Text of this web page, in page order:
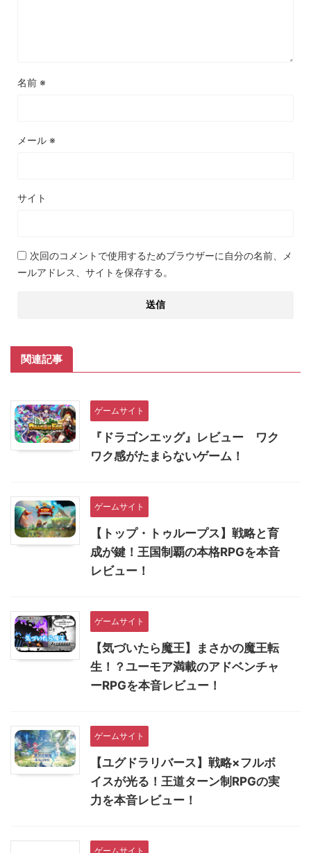
名前 ※
メール ※
サイト
次回のコメントで使用するためブラウザーに自分の名前、メ
ールアドレス、サイトを保存する。
関連記事
ゲームサイト
『ドラゴンエッグ』レビュー ワク
ワク感がたまらないゲーム！
ゲームサイト
【トップ・トゥループス】戦略と育
成が鍵！王国制覇の本格RPGを本音
レビュー！
ゲームサイト
【気づいたら魔王】まさかの魔王転
生！？ユーモア満載のアドベンチャ
ーRPGを本音レビュー！
ゲームサイト
【ユグドラリバース】戦略×フルボ
イスが光る！王道ターン制RPGの実
力を本音レビュー！
ゲームサイト